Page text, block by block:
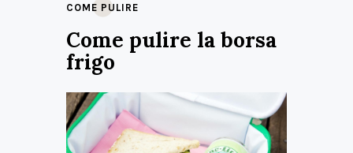
COME PULIRE
Come pulire la borsa
frigo